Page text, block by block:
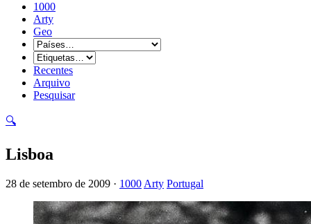
1000
Arty
Geo
Recentes
Arquivo
Pesquisar
🔍
Lisboa
28 de setembro de 2009 · 1000 Arty Portugal